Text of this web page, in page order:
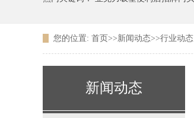
您的位置: 首页 >>新闻动态>>行业动态
新闻动态